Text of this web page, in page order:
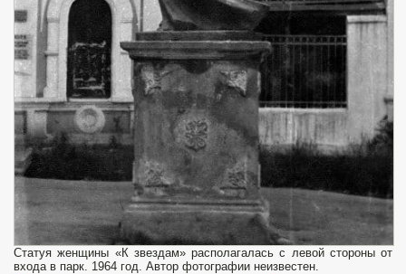
Статуя женщины «К звездам» располагалась с левой стороны от
входа в парк. 1964 год. Автор фотографии неизвестен.